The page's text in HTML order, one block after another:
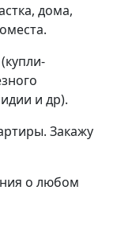
дома,
и др).
Закажу
о любом